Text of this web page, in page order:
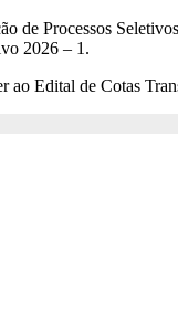
Processos
2026 – 1.
ao Edital de Cotas